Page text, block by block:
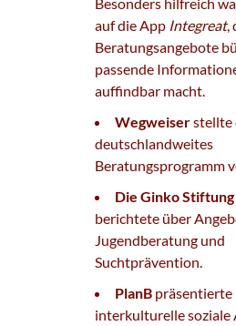
auf die App Integreat,
Beratungsangebote
passende
auffindbar macht.
Wegweiserstellte
deutschlandweites
Beratungsprogramm
Die Ginko
berichtete über
Jugendberatung und
Suchtprävention.
PlanB präsentierte
interkulturelle soziale